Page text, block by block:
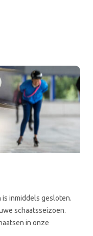
inmiddels gesloten.
schaatsseizoen.
in onze